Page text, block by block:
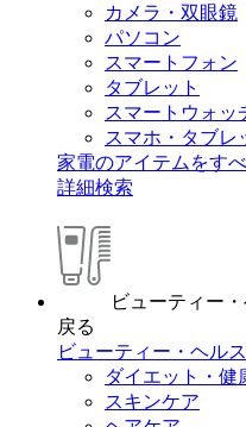
カメラ・双眼鏡
パソコン
スマートフォン
タブレット
スマートウォッ
スマホ・タブレ
家電のアイテムをす
詳細検索
ビューティー
戻る
ビューティー・ヘル
ダイエット・健
スキンケア